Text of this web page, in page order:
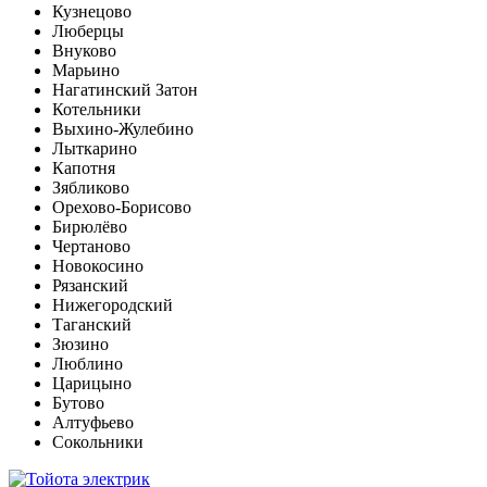
Кузнецово
Люберцы
Внуково
Марьино
Нагатинский Затон
Котельники
Выхино-Жулебино
Лыткарино
Капотня
Зябликово
Орехово-Борисово
Бирюлёво
Чертаново
Новокосино
Рязанский
Нижегородский
Таганский
Зюзино
Люблино
Царицыно
Бутово
Алтуфьево
Сокольники